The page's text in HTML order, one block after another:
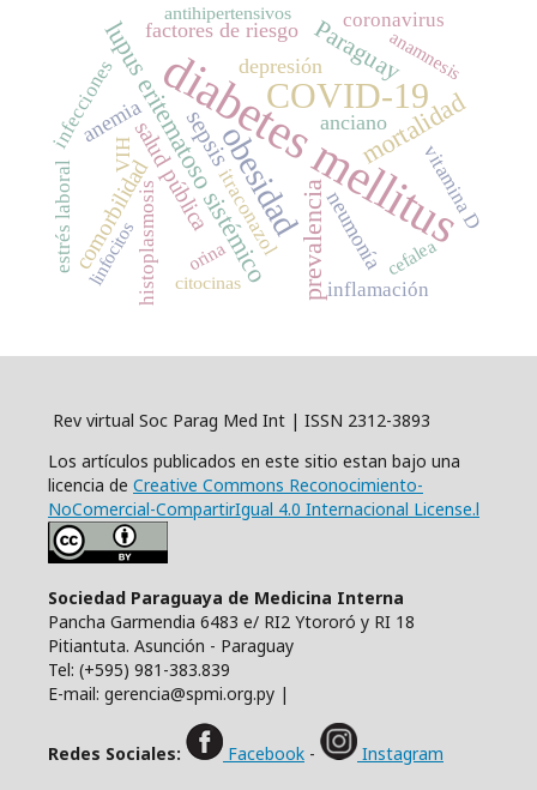
diabetes mellitus
COVID-19
obesidad
lupus eritematoso sistémicoprevalencia
mortalidad
sepsis
Paraguay
salud pública
comorbilidad
anemia anciano
factores de riesgo
depresión
neumonía
infecciones
histoplasmosis itraconazol
inflamación
estrés laboral
coronavirus
VIH vitamina D
antihipertensivos
orina
citocinas
linfocitos cefalea
anamnesis
Rev virtual Soc Parag Med Int | ISSN 2312-3893
Los artículos publicados en este sitio estan bajo una
licencia de Creative Commons Reconocimiento-
NoComercial-CompartirIgual 4.0 Internacional License.l
Sociedad Paraguaya de Medicina Interna
Pancha Garmendia 6483 e/ RI2 Ytororó y RI 18
Pitiantuta. Asunción - Paraguay
Tel: (+595) 981-383.839
E-mail: gerencia@spmi.org.py |
Redes Sociales: Facebook - Instagram